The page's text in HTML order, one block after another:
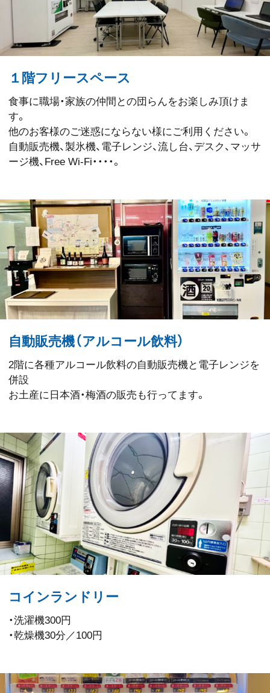
１階フリースペース
食事に職場・家族の仲間との団らんをお楽しみ頂けま
す。
他のお客様のご迷惑にならない様にご利用ください。
自動販売機、製氷機、電子レンジ、流し台、デスク、マッサ
ージ機、Free Wi-Fi・・・・。
自動販売機（アルコール飲料）
2階に各種アルコール飲料の自動販売機と電子レンジを
併設
お土産に日本酒・梅酒の販売も行ってます。
コインランドリー
・洗濯機300円
・乾燥機30分／100円